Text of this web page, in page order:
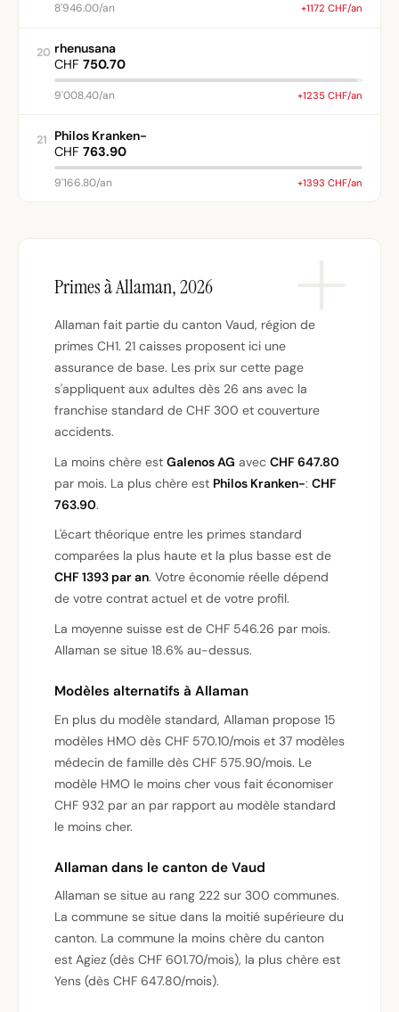
8'946.00/an +1172 CHF/an
20 rhenusana
CHF 750.70
9'008.40/an +1235 CHF/an
21 Philos Kranken-
CHF 763.90
9'166.80/an +1393 CHF/an
Primes à Allaman, 2026
Allaman fait partie du canton Vaud, région de
primes CH1. 21 caisses proposent ici une
assurance de base. Les prix sur cette page
s'appliquent aux adultes dès 26 ans avec la
franchise standard de CHF 300 et couverture
accidents.
La moins chère est Galenos AG avec CHF 647.80
par mois. La plus chère est Philos Kranken-: CHF
763.90.
L'écart théorique entre les primes standard
comparées la plus haute et la plus basse est de
CHF 1393 par an. Votre économie réelle dépend
de votre contrat actuel et de votre profil.
La moyenne suisse est de CHF 546.26 par mois.
Allaman se situe 18.6% au-dessus.
Modèles alternatifs à Allaman
En plus du modèle standard, Allaman propose 15
modèles HMO dès CHF 570.10/mois et 37 modèles
médecin de famille dès CHF 575.90/mois. Le
modèle HMO le moins cher vous fait économiser
CHF 932 par an par rapport au modèle standard
le moins cher.
Allaman dans le canton de Vaud
Allaman se situe au rang 222 sur 300 communes.
La commune se situe dans la moitié supérieure du
canton. La commune la moins chère du canton
est Agiez (dès CHF 601.70/mois), la plus chère est
Yens (dès CHF 647.80/mois).